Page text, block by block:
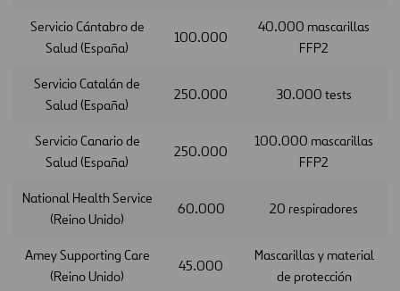
Servicio Cántabro de
Salud (España)
100.000
40.000 mascarillas
FFP2
Servicio Catalán de
Salud (España)
250.000 30.000 tests
Servicio Canario de
Salud (España)
250.000
100.000 mascarillas
FFP2
National Health Service
(Reino Unido)
60.000 20 respiradores
Amey Supporting Care
(Reino Unido)
45.000
Mascarillas y material
de protección